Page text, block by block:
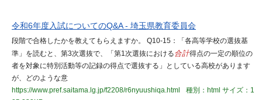
令和6年度入試についてのQ&A - 埼玉県教育委員会
段階で合格したかを教えてもらえますか。 Q10-15：「各高等学校の選抜基
準」を読むと、第3次選抜で、「第1次選抜における合計得点の一定の順位の
者を対象に特別活動等の記録の得点で選抜する」としている高校があります
が、どのような意
https://www.pref.saitama.lg.jp/f2208/r6nyuushiqa.html
種別：html サイズ：1